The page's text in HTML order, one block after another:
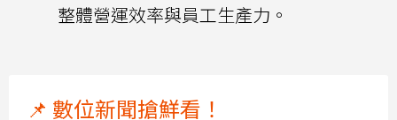
整體營運效率與員工生產力。
📌 數位新聞搶鮮看！